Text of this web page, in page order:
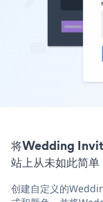
将Wedding
站上从未如此简单
创建自定义的